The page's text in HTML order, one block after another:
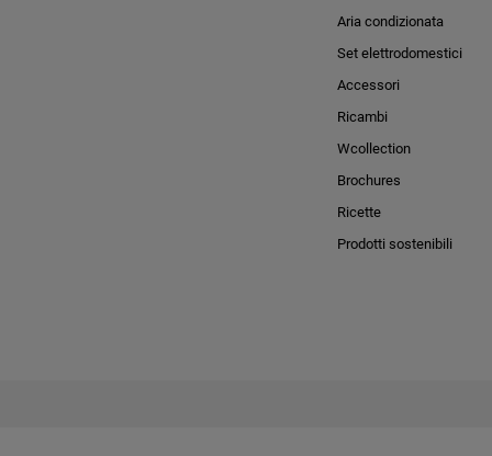
Aria condizionata
Set elettrodomestici
Accessori
Ricambi
Wcollection
Brochures
Ricette
Prodotti sostenibili